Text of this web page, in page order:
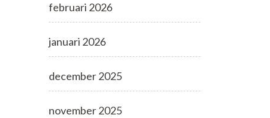
februari 2026
januari 2026
december 2025
november 2025